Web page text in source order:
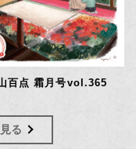
百点 霜月号vol.365
る